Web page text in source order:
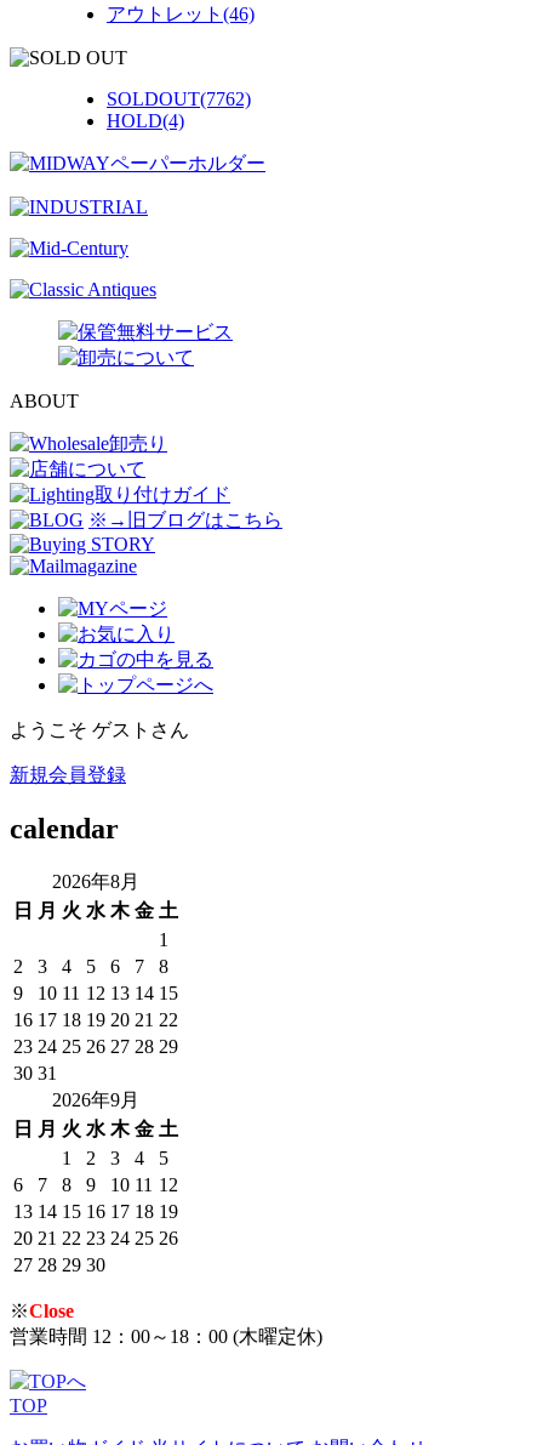
アウトレット(46)
SOLDOUT(7762)
HOLD(4)
ABOUT
※→旧ブログはこちら
ようこそ ゲストさん
新規会員登録
calendar
2026年8月
日
月 火 水 木 金 土
1
2
3 4 5 6 7
8
9
10 11 12 13 14 15
16 17 18 19 20 21 22
23 24 25 26 27 28 29
30 31
2026年9月
日
月 火 水 木 金 土
1
2 3 4
5
6
7 8 9 10 11 12
13 14 15 16 17 18 19
20 21 22 23 24 25 26
27 28 29 30
※Close
営業時間 12：00～18：00 (木曜定休)
TOP